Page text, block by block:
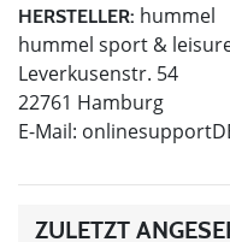
HERSTELLER: hummel
hummel sport &
Leverkusenstr. 54
22761 Hamburg
E-Mail:
ZULETZT